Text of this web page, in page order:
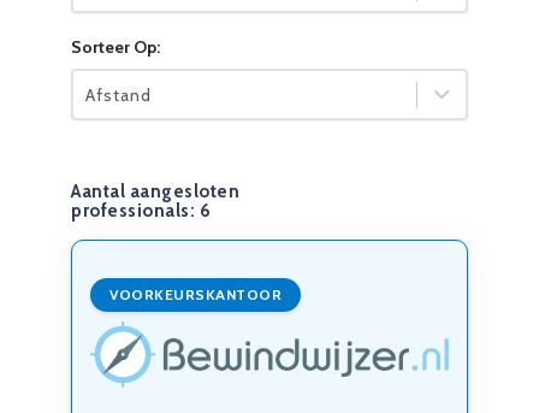
Sorteer Op:
Afstand
Aantal aangesloten
professionals: 6
VOORKEURSKANTOOR